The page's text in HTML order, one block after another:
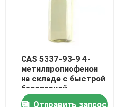
CAS 5337-93-9 4-
метилпропиофенон
на складе с быстрой
безопасной
доставкой и
Отправить запрос